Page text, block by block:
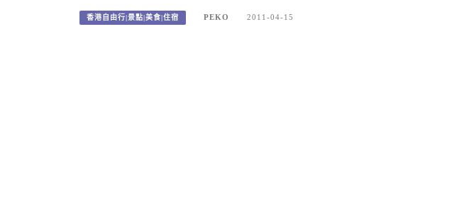
香港自由行|景點|美食|住宿 PEKO 2011-04-15